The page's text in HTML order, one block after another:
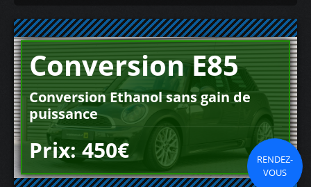
Conversion E85
Conversion Ethanol sans gain de
puissance
Prix: 450€
RENDEZ-
VOUS